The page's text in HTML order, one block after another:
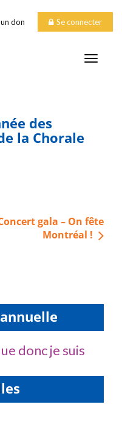
don Se connecter
des
la Chorale
gala – On fête
Montréal !
donc je suis